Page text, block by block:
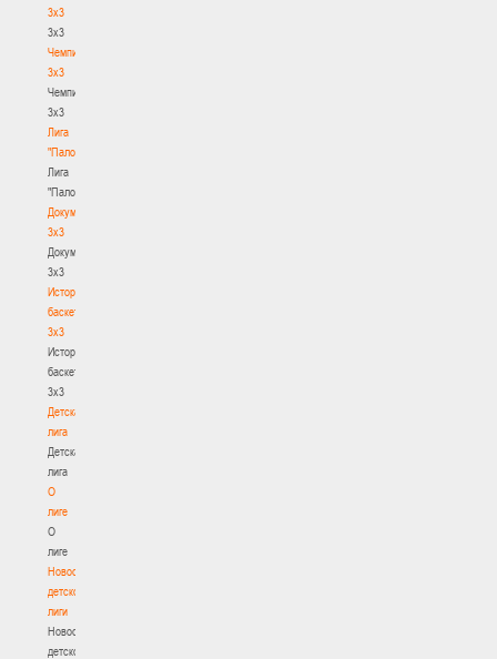
3x3
3x3
Чемпионат
3х3
Чемпионат
3х3
Лига
"Палова"
Лига
"Палова"
Документы
3х3
Документы
3х3
История
баскетбола
3х3
История
баскетбола
3х3
Детская
лига
Детская
лига
О
лиге
О
лиге
Новости
детской
лиги
Новости
детской